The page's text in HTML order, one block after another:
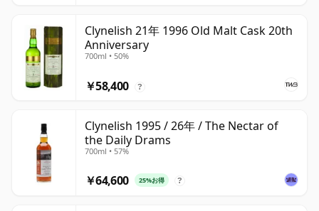
Clynelish 21年 1996 Old Malt Cask 20th
Anniversary
700ml • 50%
￥58,400 ?
Clynelish 1995 / 26年 / The Nectar of
the Daily Drams
700ml • 57%
￥64,600 25%お得 ?